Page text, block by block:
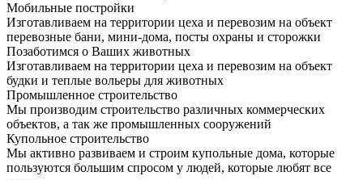
Мобильные постройки
Изготавливаем на территории цеха и перевозим на объект
перевозные бани, мини-дома, посты охраны и сторожки
Позаботимся о Ваших животных
Изготавливаем на территории цеха и перевозим на объект
будки и теплые вольеры для животных
Промышленное строительство
Мы производим строительство различных коммерческих
объектов, а так же промышленных сооружений
Купольное строительство
Мы активно развиваем и строим купольные дома, которые
пользуются большим спросом у людей, которые любят все